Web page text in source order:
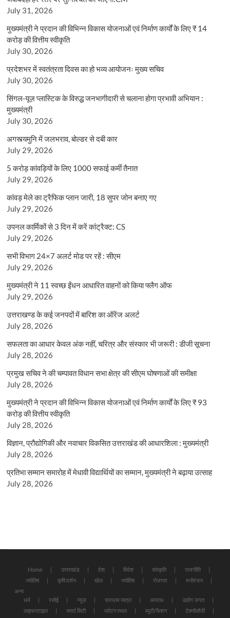
July 31, 2026
मुख्यमंत्री ने प्रदान की विभिन्न विकास योजनाओं एवं निर्माण कार्यों के लिए ₹ 14
करोड़ की वित्तीय स्वीकृति
July 30, 2026
प्रदेशभर में स्वतंत्रता दिवस का हो भव्य आयोजनः मुख्य सचिव
July 30, 2026
सिंगल-यूज़ प्लास्टिक के विरुद्ध जनभागीदारी से चलाना होगा प्रभावी अभियान :
मुख्यमंत्री
July 30, 2026
अगस्त्यमुनि में जलभराव, बोल्डर से दबी कार
July 29, 2026
5 करोड़ कांवड़ियों के लिए 1000 सफाई कर्मी तैनात
July 29, 2026
कांवड़ मेले का ट्रैफिक प्लान जारी, 18 सुपर जोन बनाए गए
July 29, 2026
उपनल कार्मिकों से 3 दिन में करें कांट्रैक्ट: CS
July 29, 2026
सभी विभाग 24×7 अलर्ट मोड पर रहें : सीएम
July 29, 2026
मुख्यमंत्री ने 11 स्वच्छ ईंधन आधारित वाहनों को किया फ्लैग ऑफ
July 29, 2026
उत्तराखण्ड के कई जनपदों में बारिश का ऑरेंज अलर्ट
July 28, 2026
सफलता का आधार केवल अंक नहीं, चरित्र और संस्कार भी जरूरी : डीजी सूचना
July 28, 2026
प्रमुख सचिव ने की चम्पावत विधान सभा क्षेत्र की सीएम घोषणाओं की समीक्षा
July 28, 2026
मुख्यमंत्री ने प्रदान की विभिन्न विकास योजनाओं एवं निर्माण कार्यों के लिए ₹ 93
करोड़ की वित्तीय स्वीकृति
July 28, 2026
विज्ञान, प्रौद्योगिकी और नवाचार विकसित उत्तराखंड की आधारशिला : मुख्यमंत्री
July 28, 2026
प्रतिभा सम्मान समारोह में मेधावी विद्यार्थियों का सम्मान, मुख्यमंत्री ने बढ़ाया उत्साह
July 28, 2026
Home उत्तराखंड देश विदेश संस्कृति
राजनीति
ज्योतिष
कृषि दर्शन खेल ज्योतिष रोजगार
मनोरंजन
अन्य
धर्म
रसोई न्यूज़ चारधाम यात्रा अपराध
उद्योग जगत
लाइफस्टाइल
स्मार्ट सिटी पर्यटन स्थल ब्यूटी/फैशन
टेक्नॉलॉजी